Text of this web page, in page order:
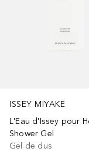
ISSEY MIYAKE
L'Eau d'Issey pour
Shower Gel
Gel de dus